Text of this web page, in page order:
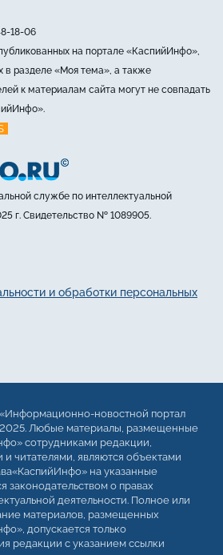
18-06
на портале «КаспийИнфо»,
разделе «Моя тема», а также
к материалам сайта могут не совпадать
службе по интеллектуальной
г. Свидетельство № 1089905.
и обработки персональных
новостной портал
Любые материалы, размещенные
сотрудниками редакции,
читателями, являются объектами
на указанные
законодательством о правах
деятельности. Полное или
материалов, размещенных
допускается только
редакции с указанием ссылки